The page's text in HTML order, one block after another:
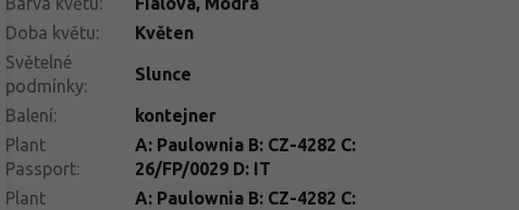
Doba květu:
Květen
Světelné
podmínky:
Slunce
Balení:
kontejner
Plant
Passport:
A: Paulownia B: CZ-4282 C:
26/FP/0029 D: IT
Plant
A: Paulownia B: CZ-4282 C: